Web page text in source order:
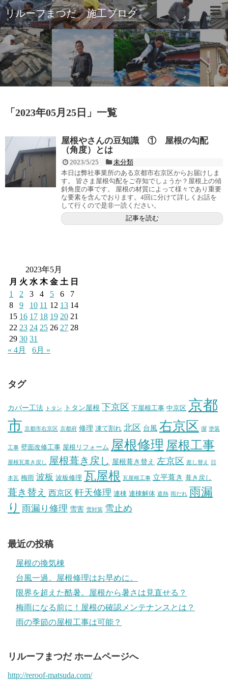
リルーフまつだ 施工ブログ
「 2023年05月25日 」 一覧
屋根やさんの豆知識 ① 屋根の勾配
（角度）とは
2023/5/25
未分類
本日は弊社事業所のある京都市右京区からお届けしま
す。 皆さま屋根勾配をご存知でしょうか？屋根上の傾
斜角度の事です。 屋根の材質によって様々であり重要
な要素を含んでおります。4回に分けて詳しくお話を
して行くので是非一読ください。
記事を読む
2023年5月
月 火 水 木 金 土 日
1
2 3 4 5 6
7
8
9 10 11 12 13 14
15 16 17 18 19 20 21
22 23 24 25 26 27 28
29 30 31
« 4月
6月 »
タグ
カバー工法 トタン トタン屋根 下京区 下屋根工事 中京区 京都
市 京都市右京区 京都府 修理 凍て割れ 北区 台風 右京区 塀 塗装
工事 壁面改修工事 屋根リフォーム 屋根修理 屋根工事
屋根瓦葺き戻し 屋根葺き戻し 屋根葺き替え 左京区 差し替え 日
本瓦 梅雨 波板 波板修理 瓦屋根 瓦屋根工事 立平葺き 葺き戻し
葺き替え 西京区 軒天修理 連棟 連棟解体 遮熱 雨だれ 雨漏
り 雨漏り修理 雪害 雪対策 雪止め
最近の投稿
屋根の換気棟
台風一過。屋根修理はお早めに。
限界を超えた酷暑。屋根から暑さは見直せる？
梅雨になる前に！屋根の確認メンテナンスとは？
雨の季節の屋根工事は可能？
リルーフまつだ ホームページへ
http://reroof-matsuda.com/